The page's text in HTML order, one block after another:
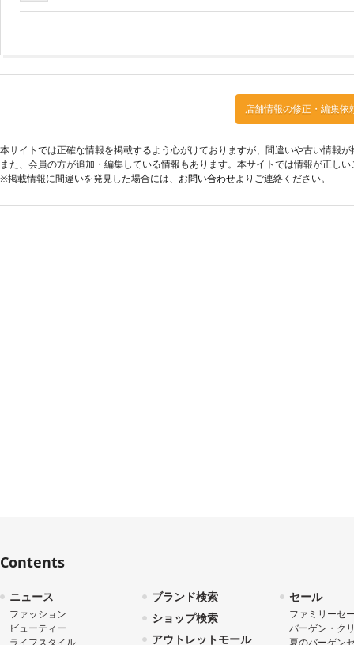
店舗情報の修正・編集依
本サイトでは正確な情報を掲載するよう心がけておりますが、間違いや古い情報
また、会員の方が追加・編集している情報もあります。本サイトでは情報が正し
※掲載情報に間違いを発見した場合には、 お問い合わせよりご連絡ください。
Contents
ニュース
ファッション
ビューティー
ライフスタイル
ブランド検索
ショップ検索
アウトレットモール
セール
ファミリーセ
バーゲン・ク
夏のバーゲン